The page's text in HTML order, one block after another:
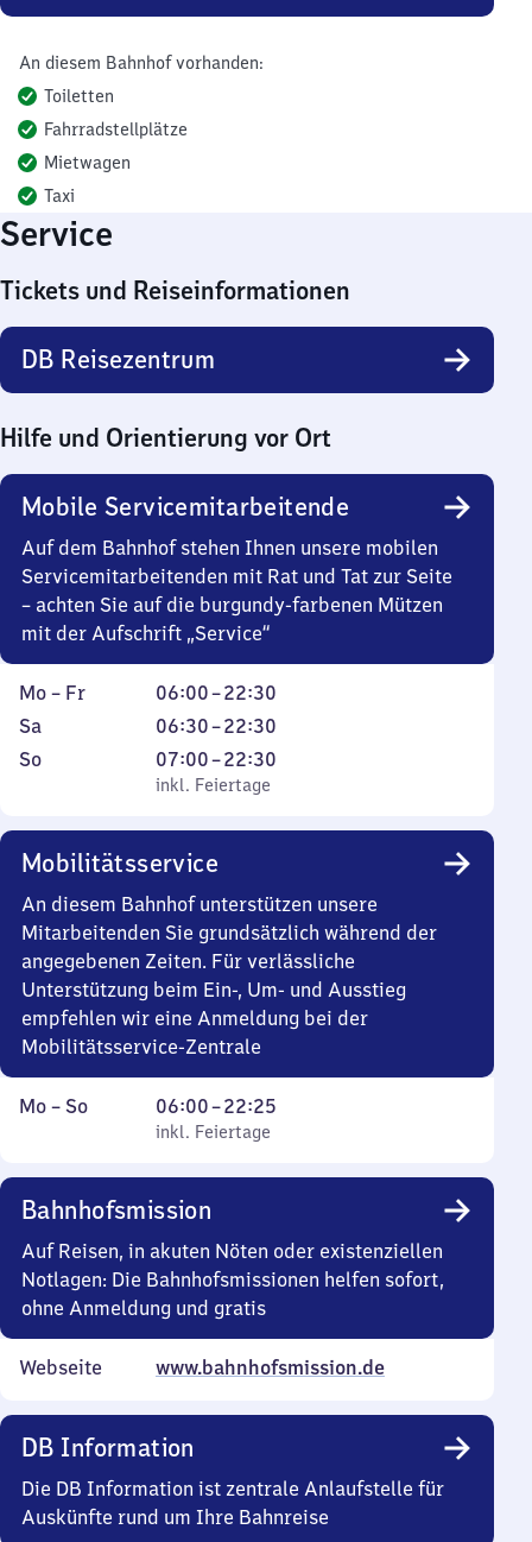
An diesem Bahnhof vorhanden:
Toiletten
Fahrradstellplätze
Mietwagen
Taxi
Service
Tickets und Reiseinformationen
DB Reisezentrum
Hilfe und Orientierung vor Ort
Mobile Servicemitarbeitende
Auf dem Bahnhof stehen Ihnen unsere mobilen
Servicemitarbeitenden mit Rat und Tat zur Seite
– achten Sie auf die burgundy-farbenen Mützen
mit der Aufschrift „Service“
Montag
bis
Freitag
Mo – Fr 06:00–22:30
Von
6
Uhr
bis
Uhr
30
Samstag
Sa 06:30–22:30
Von
6
Uhr
22
Uhr
30
Sonntag
So,
inkl. Feiertage
07:00–22:30
Von
7
22
Uhr
30
inkl. Feiertage
Mobilitätsservice
An diesem Bahnhof unterstützen unsere
Mitarbeitenden Sie grundsätzlich während der
angegebenen Zeiten. Für verlässliche
Unterstützung beim Ein-, Um- und Ausstieg
empfehlen wir eine Anmeldung bei der
Mobilitätsservice-Zentrale
Montag
Mo – So,
inkl. Feiertage
06:00–22:25
Von
6
22
Uhr
25
inkl. Feiertage
Bahnhofsmission
Auf Reisen, in akuten Nöten oder existenziellen
Notlagen: Die Bahnhofsmissionen helfen sofort,
ohne Anmeldung und gratis
Webseite www.bahnhofsmission.de
DB Information
Die DB Information ist zentrale Anlaufstelle für
Auskünfte rund um Ihre Bahnreise